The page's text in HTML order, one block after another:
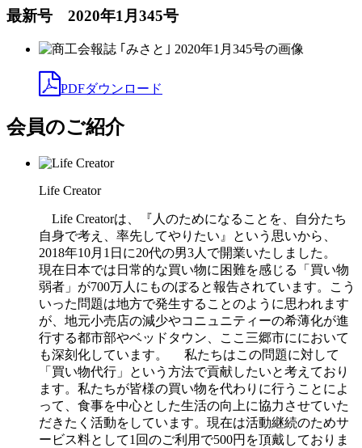
最新号 2020年1月345号
PDFダウンロード
会員のご紹介
Life Creator
Life Creatorは、『人のためになることを、自分たち
自身で考え、率先してやりたい』という思いから、
2018年10月1日に20代の男3人で開業いたしました。
現在日本では日常的な買い物に困難を感じる「買い物
弱者」が700万人にものぼると報告されています。こう
いった問題は地方で発生することのように思われます
が、地元小売店の減少やコニュニティーの希薄化が進
行する都市部やベッドタウン、ここ三郷市ににおいて
も深刻化しています。 私たちはこの問題に対して
「買い物代行」という方法で貢献したいと考えており
ます。私たちが皆様の買い物を代わりに行うことによ
って、食事を中心とした生活の向上に協力させていた
だきたく活動をしています。現在は活動継続のためサ
ービス料として1回のご利用で500円を頂戴しておりま